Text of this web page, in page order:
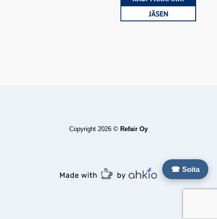
☎ Soita
Copyright 2026 © Refair Oy